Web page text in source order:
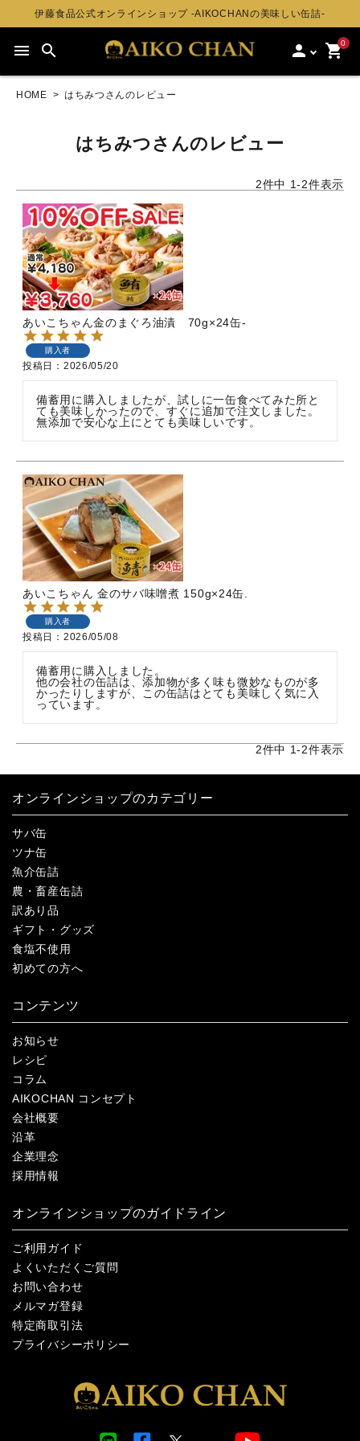
伊藤食品公式オンラインショップ -AIKOCHANの美味しい缶詰-
menu search person 0
shopping_cart
HOME はちみつさんのレビュー
はちみつさんのレビュー
2件中 1-2件表示
あいこちゃん金のまぐろ油漬 70g×24缶-
購入者
投稿日 2026/05/20
備蓄用に購入しましたが、試しに一缶食べてみた所と
ても美味しかったので、すぐに追加で注文しました。
無添加で安心な上にとても美味しいです。
あいこちゃん 金のサバ味噌煮 150g×24缶.
購入者
投稿日 2026/05/08
備蓄用に購入しました。
他の会社の缶詰は、添加物が多く味も微妙なものが多
かったりしますが、この缶詰はとても美味しく気に入
っています。
2件中 1-2件表示
オンラインショップのカテゴリー
サバ缶
ツナ缶
魚介缶詰
農・畜産缶詰
訳あり品
ギフト・グッズ
食塩不使用
初めての方へ
コンテンツ
お知らせ
レシピ
コラム
AIKOCHAN コンセプト
会社概要
沿革
企業理念
採用情報
オンラインショップのガイドライン
ご利用ガイド
よくいただくご質問
お問い合わせ
メルマガ登録
特定商取引法
プライバシーポリシー